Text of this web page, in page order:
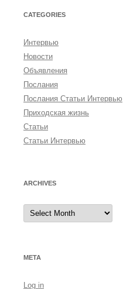
CATEGORIES
Интервью
Новости
Объявления
Послания
Послания Статьи Интервью
Приходская жизнь
Статьи
Статьи Интервью
ARCHIVES
A
c
e
META
Log in